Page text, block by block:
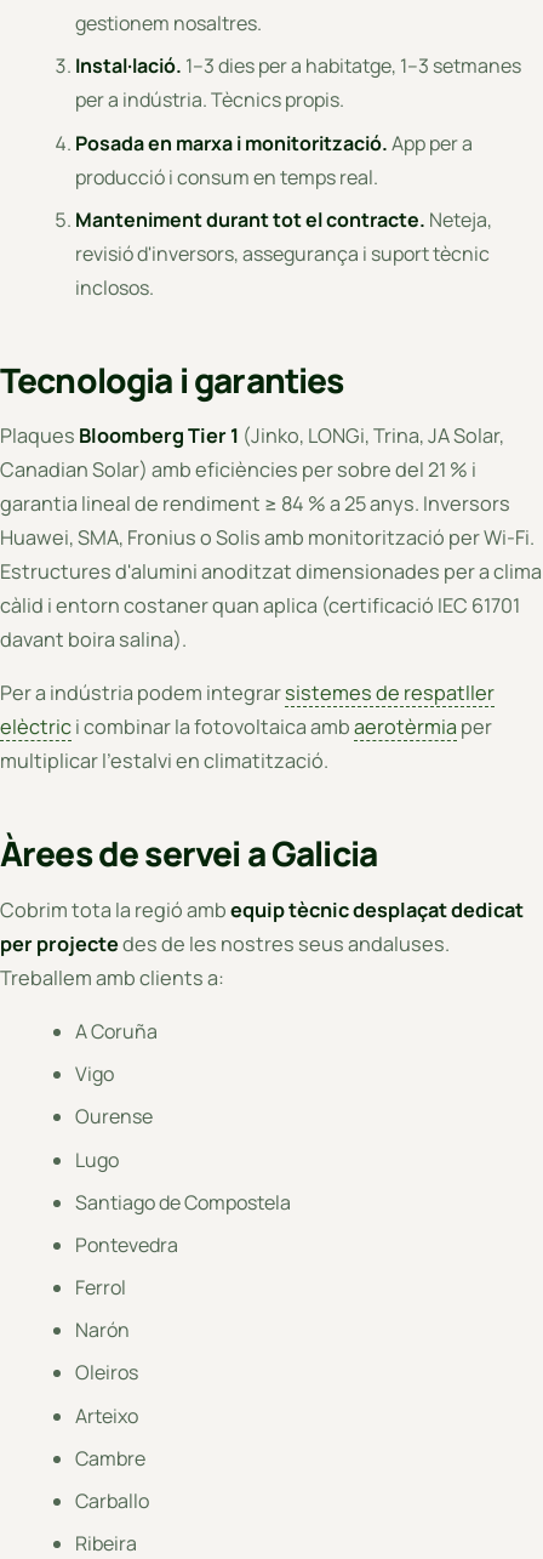
gestionem nosaltres.
Instal·lació. 1–3 dies per a habitatge, 1–3 setmanes
per a indústria. Tècnics propis.
Posada en marxa i monitorització.App per a
producció i consum en temps real.
Manteniment durant tot el contracte. Neteja,
revisió d'inversors, assegurança i suport tècnic
inclosos.
Tecnologia i garanties
Plaques Bloomberg Tier 1 (Jinko, LONGi, Trina, JA Solar,
Canadian Solar) amb eficiències per sobre del 21 % i
garantia lineal de rendiment ≥ 84 % a 25 anys. Inversors
Huawei, SMA, Fronius o Solis amb monitorització per Wi-Fi.
Estructures d'alumini anoditzat dimensionades per a clima
càlid i entorn costaner quan aplica (certificació IEC 61701
davant boira salina).
Per a indústria podem integrarsistemes de respatller
elèctrici combinar la fotovoltaica ambaerotèrmia per
multiplicar l'estalvi en climatització.
Àrees de servei a Galicia
Cobrim tota la regió ambequip tècnic desplaçat dedicat
per projectedes de les nostres seus andaluses.
Treballem amb clients a:
A Coruña
Vigo
Ourense
Lugo
Santiago de Compostela
Pontevedra
Ferrol
Narón
Oleiros
Arteixo
Cambre
Carballo
Ribeira